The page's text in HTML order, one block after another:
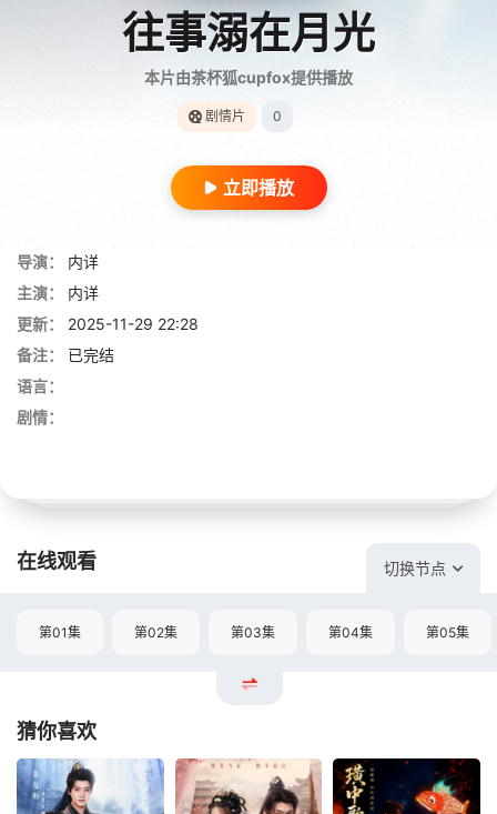
往事溺在月光
本片由茶杯狐cupfox提供播放
剧情片 0
立即播放
导演：
内详
主演：
内详
更新：
2025-11-29 22:28
备注：
已完结
语言：
剧情：
在线观看 切换节点
第01集 第02集 第03集 第04集 第05集
猜你喜欢